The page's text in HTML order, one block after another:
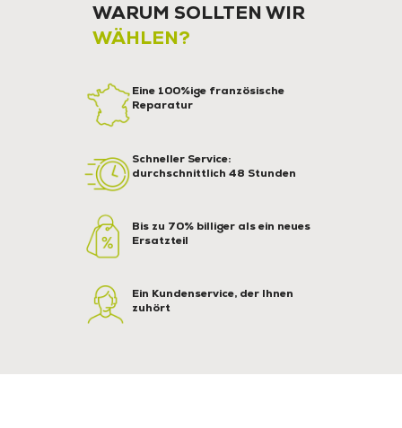
WARUM SOLLTEN WIR
WÄHLEN?
Eine 100%ige französische
Reparatur
Schneller Service:
durchschnittlich 48 Stunden
Bis zu 70% billiger als ein neues
Ersatzteil
Ein Kundenservice, der Ihnen
zuhört